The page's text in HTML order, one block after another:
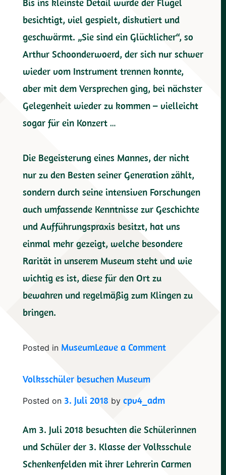
Bis ins kleinste Detail wurde der Flügel
besichtigt, viel gespielt, diskutiert und
geschwärmt. „Sie sind ein Glücklicher“, so
Arthur Schoonderwoerd, der sich nur schwer
wieder vom Instrument trennen konnte,
aber mit dem Versprechen ging, bei nächster
Gelegenheit wieder zu kommen – vielleicht
sogar für ein Konzert …
Die Begeisterung eines Mannes, der nicht
nur zu den Besten seiner Generation zählt,
sondern durch seine intensiven Forschungen
auch umfassende Kenntnisse zur Geschichte
und Aufführungspraxis besitzt, hat uns
einmal mehr gezeigt, welche besondere
Rarität in unserem Museum steht und wie
wichtig es ist, diese für den Ort zu
bewahren und regelmäßig zum Klingen zu
bringen.
Posted in MuseumLeave a Commenton
Gerstlhaus
zu
Gast
Volksschüler besuchen Museum
Posted on 3. Juli 2018 by cpv4_adm
Am 3. Juli 2018 besuchten die Schülerinnen
und Schüler der 3. Klasse der Volksschule
Schenkenfelden mit ihrer Lehrerin Carmen